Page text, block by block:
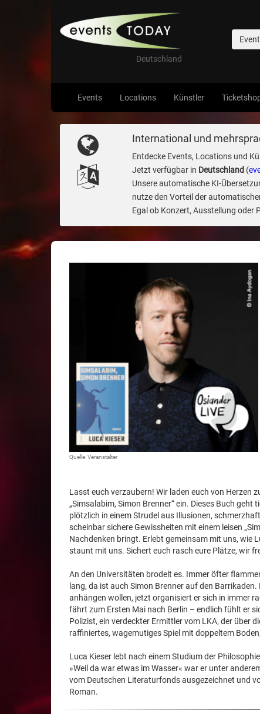
Deutschland
Events Locations Künstler
International und
Entdecke Events, Locations und
Jetzt verfügbar in Deutschland (
Unsere automatische KI-
nutze den Vorteil der
Egal ob Konzert, Ausstellung oder
Quelle: Veranstalter
Lasst euch verzaubern! Wir laden euch von Herzen
„Simsalabim, Simon Brenner“ ein. Dieses Buch
plötzlich in einem Strudel aus Illusionen,
scheinbar sichere Gewissheiten mit einem leisen
Nachdenken bringt. Erlebt gemeinsam mit uns, wie
staunt mit uns. Sichert euch rasch eure Plätze, wir
An den Universitäten brodelt es. Immer öfter
lang, da ist auch Simon Brenner auf den
anhängen wollen, jetzt organisiert er sich in immer
fährt zum Ersten Mai nach Berlin – endlich fühlt er
Polizist, ein verdeckter Ermittler vom LKA, der über
raffiniertes, wagemutiges Spiel mit doppeltem
Luca Kieser lebt nach einem Studium der
»Weil da war etwas im Wasser« war er unter
vom Deutschen Literaturfonds ausgezeichnet und
Roman.